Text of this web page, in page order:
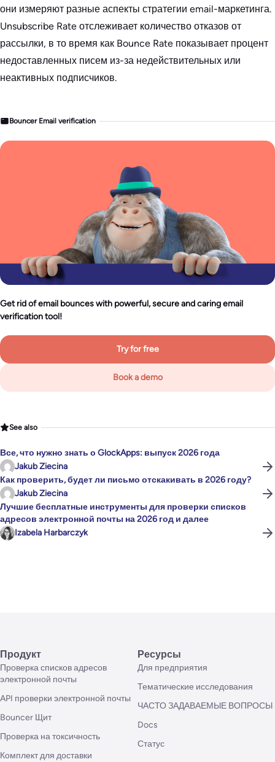
они измеряют разные аспекты стратегии email-маркетинга.
Unsubscribe Rate отслеживает количество отказов от
рассылки, в то время как Bounce Rate показывает процент
недоставленных писем из-за недействительных или
неактивных подписчиков.
Bouncer Email verification
Get rid of email bounces with powerful, secure and caring email
verification tool!
Try for free
Book a demo
See also
Все, что нужно знать о GlockApps: выпуск 2026 года
Jakub Ziecina
Как проверить, будет ли письмо отскакивать в 2026 году?
Jakub Ziecina
Лучшие бесплатные инструменты для проверки списков
адресов электронной почты на 2026 год и далее
Izabela Harbarczyk
Продукт
Проверка списков адресов
электронной почты
API проверки электронной почты
Bouncer Щит
Проверка на токсичность
Комплект для доставки
Ресурсы
Для предприятия
Тематические исследования
ЧАСТО ЗАДАВАЕМЫЕ ВОПРОСЫ
Docs
Статус